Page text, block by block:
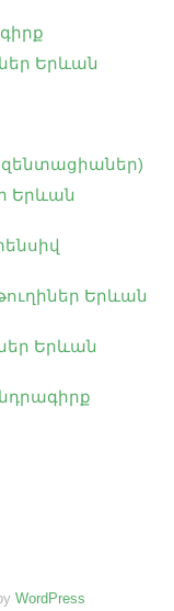
Երևան
Երևան
Երևան
Երևան
WordPress